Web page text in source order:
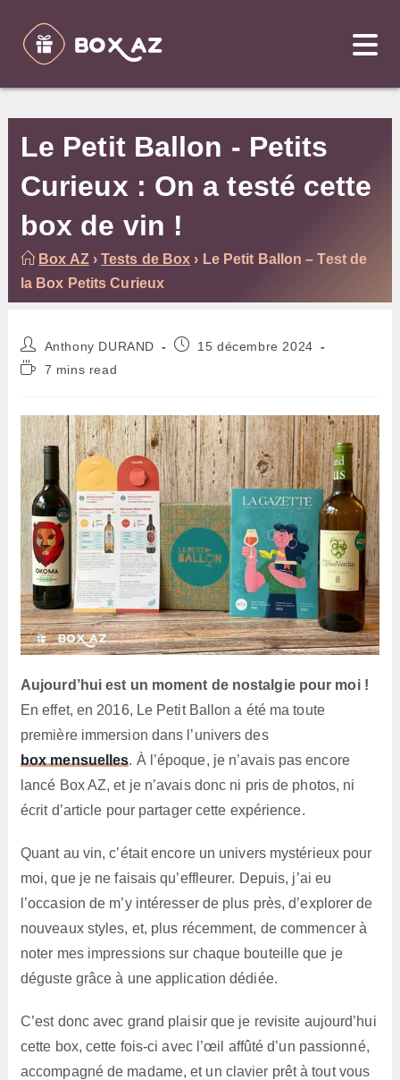
content
Le Petit Ballon - Petits
Curieux : On a testé cette
box de vin !
Box AZ›Tests de Box › Le Petit Ballon – Test de
la Box Petits Curieux
Auteur/autrice
de
la
Anthony DURAND
Publication
15 décembre 2024
Temps7 mins read
Aujourd’hui est un moment de nostalgie pour moi !
En effet, en 2016, Le Petit Ballon a été ma toute
première immersion dans l’univers des
box mensuelles. À l’époque, je n’avais pas encore
lancé Box AZ, et je n’avais donc ni pris de photos, ni
écrit d’article pour partager cette expérience.
Quant au vin, c’était encore un univers mystérieux pour
moi, que je ne faisais qu’effleurer. Depuis, j’ai eu
l’occasion de m’y intéresser de plus près, d’explorer de
nouveaux styles, et, plus récemment, de commencer à
noter mes impressions sur chaque bouteille que je
déguste grâce à une application dédiée.
C’est donc avec grand plaisir que je revisite aujourd’hui
cette box, cette fois-ci avec l’œil affûté d’un passionné,
accompagné de madame, et un clavier prêt à tout vous